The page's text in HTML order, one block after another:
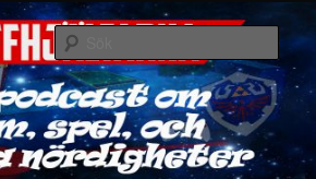
& andra nördigheter
Sök